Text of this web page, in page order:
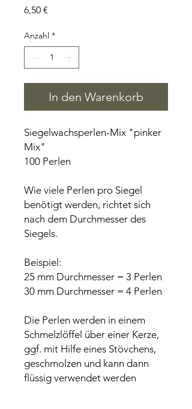
6,50 €
Anzahl *
In den Warenkorb
Siegelwachsperlen-Mix "pinker
Mix"
100 Perlen
Wie viele Perlen pro Siegel
benötigt werden, richtet sich
nach dem Durchmesser des
Siegels.
Beispiel:
25 mm Durchmesser = 3 Perlen
30 mm Durchmesser = 4 Perlen
Die Perlen werden in einem
Schmelzlöffel über einer Kerze,
ggf. mit Hilfe eines Stövchens,
geschmolzen und kann dann
flüssig verwendet werden